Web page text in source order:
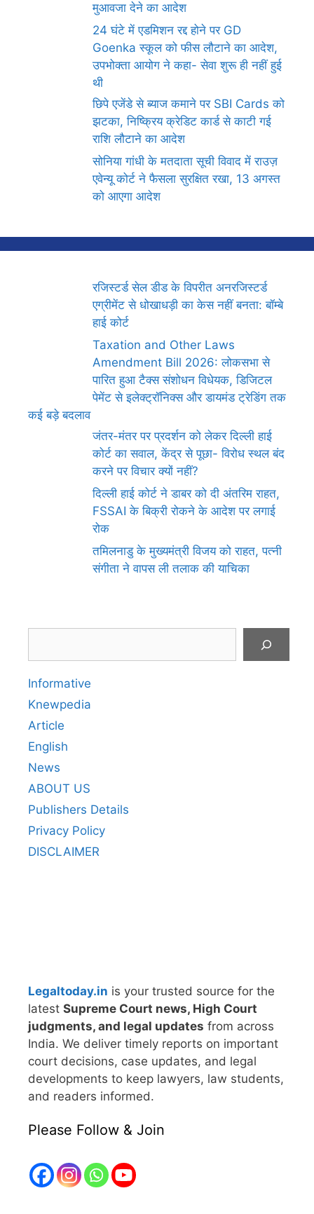
मुआवजा देने का आदेश
24 घंटे में एडमिशन रद्द होने पर GD
Goenka स्कूल को फीस लौटाने का आदेश,
उपभोक्ता आयोग ने कहा- सेवा शुरू ही नहीं हुई
थी
छिपे एजेंडे से ब्याज कमाने पर SBI Cards को
झटका, निष्क्रिय क्रेडिट कार्ड से काटी गई
राशि लौटाने का आदेश
सोनिया गांधी के मतदाता सूची विवाद में राउज़
एवेन्यू कोर्ट ने फैसला सुरक्षित रखा, 13 अगस्त
को आएगा आदेश
रजिस्टर्ड सेल डीड के विपरीत अनरजिस्टर्ड
एग्रीमेंट से धोखाधड़ी का केस नहीं बनता: बॉम्बे
हाई कोर्ट
Taxation and Other Laws
Amendment Bill 2026: लोकसभा से
पारित हुआ टैक्स संशोधन विधेयक, डिजिटल
पेमेंट से इलेक्ट्रॉनिक्स और डायमंड ट्रेडिंग तक
कई बड़े बदलाव
जंतर-मंतर पर प्रदर्शन को लेकर दिल्ली हाई
कोर्ट का सवाल, केंद्र से पूछा- विरोध स्थल बंद
करने पर विचार क्यों नहीं?
दिल्ली हाई कोर्ट ने डाबर को दी अंतरिम राहत,
FSSAI के बिक्री रोकने के आदेश पर लगाई
रोक
तमिलनाडु के मुख्यमंत्री विजय को राहत, पत्नी
संगीता ने वापस ली तलाक की याचिका
Informative
Knewpedia
Article
English
News
ABOUT US
Publishers Details
Privacy Policy
DISCLAIMER
Legaltoday.in is your trusted source for the
latest Supreme Court news, High Court
judgments, and legal updates from across
India. We deliver timely reports on important
court decisions, case updates, and legal
developments to keep lawyers, law students,
and readers informed.
Please Follow & Join